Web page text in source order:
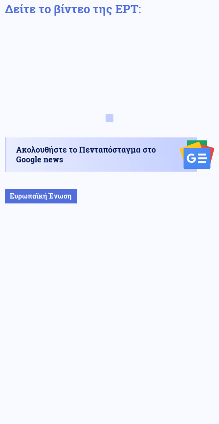
Δείτε το βίντεο της ΕΡΤ:
Ακολουθήστε το Πενταπόσταγμα στο
Google news
Ευρωπαϊκή Ένωση